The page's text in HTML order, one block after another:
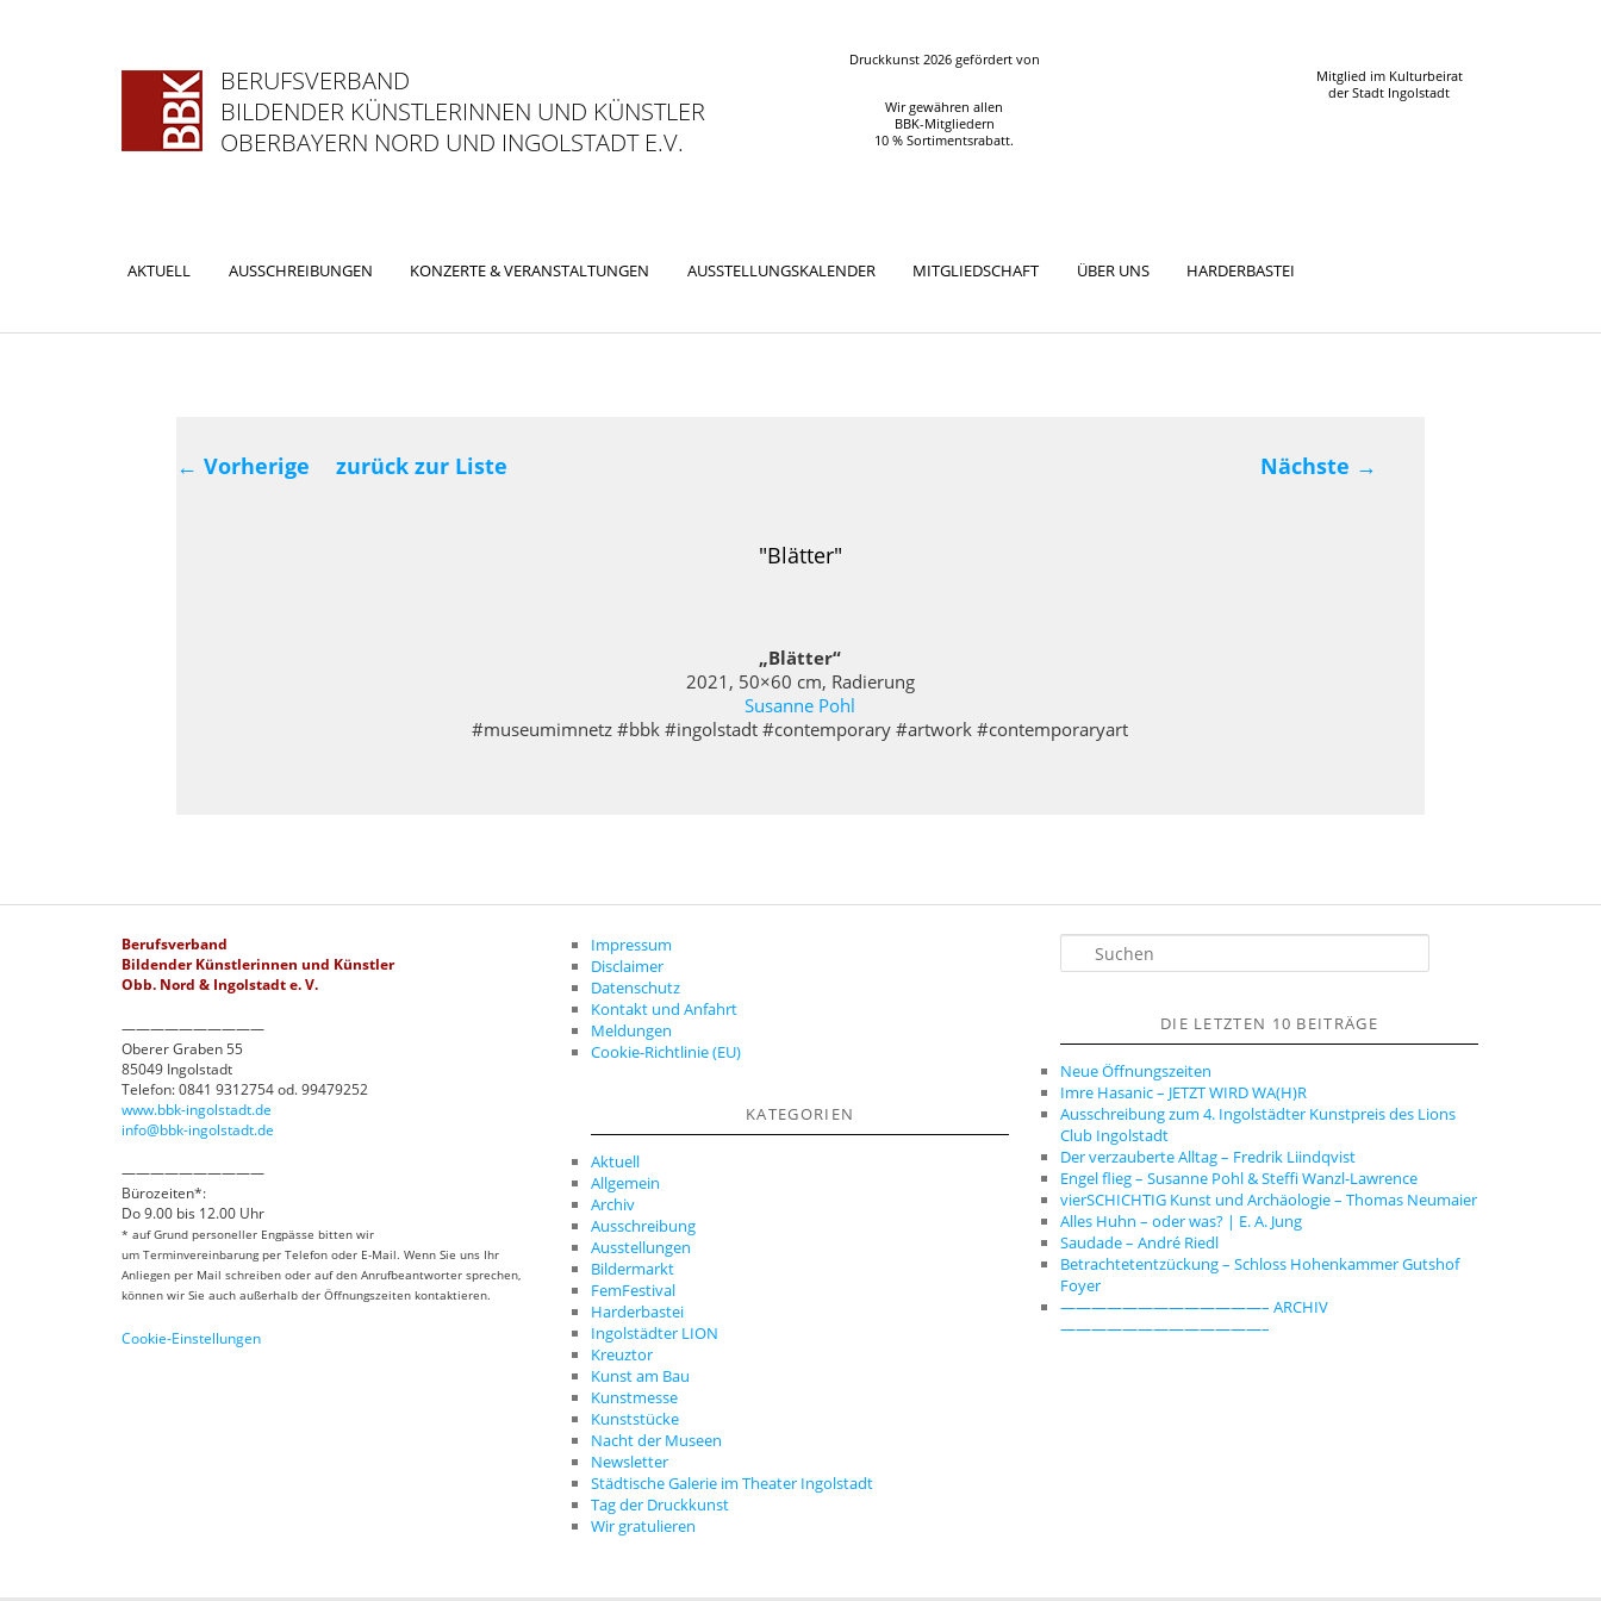
BERUFSVERBAND
BILDENDER KÜNSTLERINNEN UND KÜNSTLER
OBERBAYERN NORD UND INGOLSTADT E.V.
Druckkunst 2026 gefördert von
Wir gewähren allen
BBK-Mitgliedern
10 % Sortimentsrabatt.
Mitglied im Kulturbeirat
der Stadt Ingolstadt
ZUM
PRIMÄREN
ZUM
SEKUNDÄREN
AKTUELL AUSSCHREIBUNGEN KONZERTE & VERANSTALTUNGEN AUSSTELLUNGSKALENDER MITGLIEDSCHAFT ÜBER UNS HARDERBASTEI
Beitragsnavigation
← Vorherige zurück zur Liste Nächste →
"Blätter"
„Blätter“
2021, 50×60 cm, Radierung
Susanne Pohl
#museumimnetz #bbk #ingolstadt #contemporary #artwork #contemporaryart
Berufsverband
Bildender Künstlerinnen und Künstler
Obb. Nord & Ingolstadt e. V.
——————————
Oberer Graben 55
85049 Ingolstadt
Telefon: 0841 9312754 od. 99479252
www.bbk-ingolstadt.de
info@bbk-ingolstadt.de
——————————
Bürozeiten*:
Do 9.00 bis 12.00 Uhr
* auf Grund personeller Engpässe bitten wir
um Terminvereinbarung per Telefon oder E-Mail. Wenn Sie uns Ihr
Anliegen per Mail schreiben oder auf den Anrufbeantworter sprechen,
können wir Sie auch außerhalb der Öffnungszeiten kontaktieren.
Cookie-Einstellungen
Impressum
Disclaimer
Datenschutz
Kontakt und Anfahrt
Meldungen
Cookie-Richtlinie (EU)
KATEGORIEN
Aktuell
Allgemein
Archiv
Ausschreibung
Ausstellungen
Bildermarkt
FemFestival
Harderbastei
Ingolstädter LION
Kreuztor
Kunst am Bau
Kunstmesse
Kunststücke
Nacht der Museen
Newsletter
Städtische Galerie im Theater Ingolstadt
Tag der Druckkunst
Wir gratulieren
n
DIE LETZTEN 10 BEITRÄGE
Neue Öffnungszeiten
Imre Hasanic – JETZT WIRD WA(H)R
Ausschreibung zum 4. Ingolstädter Kunstpreis des Lions
Club Ingolstadt
Der verzauberte Alltag – Fredrik Liindqvist
Engel flieg – Susanne Pohl & Steffi Wanzl-Lawrence
vierSCHICHTIG Kunst und Archäologie – Thomas Neumaier
Alles Huhn – oder was? | E. A. Jung
Saudade – André Riedl
Betrachtetentzückung – Schloss Hohenkammer Gutshof
Foyer
—————————————– ARCHIV
—————————————–